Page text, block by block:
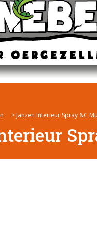
> Janzen Interieur Spray &C